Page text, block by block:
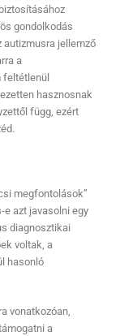
gondolkodás
autizmusra jellemző
a
feltétlenül
hasznosnak
függ, ezért
megfontolások”
azt javasolni egy
diagnosztikai
voltak, a
hasonló
vonatkozóan,
a